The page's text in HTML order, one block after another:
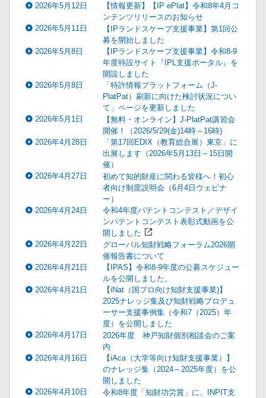
2026年5月12日
【情報更新】【IP ePlat】令和8年4月コ
ンテンツリリースのお知らせ
2026年5月11日
【IPランドスケープ支援事業】第1回公
募を開始しました
2026年5月8日
【IPランドスケープ支援事業】令和8-9
年度特設サイト『IPL支援ポータル』を
開設しました
2026年5月8日
「特許情報プラットフォーム（J-
PlatPat）刷新に向けた検討状況につい
て」ページを更新しました
2026年5月1日
【無料・オンライン】J-PlatPat講習会
開催！（2026/5/29(金)14時～16時)
2026年4月28日
「第17回EDIX（教育総合展）東京」に
出展します（2026年5月13日～15日開
催）
2026年4月27日
初めて知的財産に関わる皆様へ！初心
者向け制度説明会（6月4日ウェビナ
ー）
2026年4月24日
令和4年度パテントコンテスト／デザイ
ンパテントコンテスト表彰式動画を公
開しました
2026年4月22日
グローバル知財戦略フォーラム2026開
催報告書について
2026年4月21日
【IPAS】令和8-9年度の公募スケジュー
ルを公開しました。
2026年4月21日
【iNat（国プロ向け知財支援事業)】
2025ナレッジ集及び知財戦略プロデュ
ーサー支援事例集（令和7（2025）年
度）を公開しました
2026年4月17日
2026年度 神戸知財個別相談会のご案
内
2026年4月16日
【iAca（大学等向け知財支援事業）】
のナレッジ集（2024～2025年度）を公
開しました
2026年4月10日
令和8年度「知財功労賞」に、INPIT支